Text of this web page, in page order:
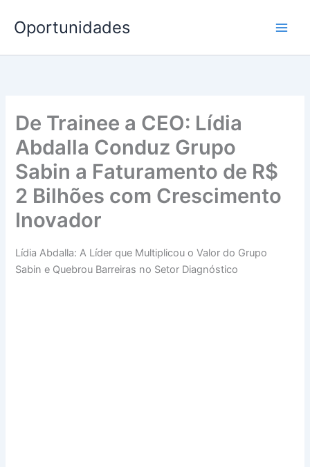
para
conteúdo
Oportunidades
De Trainee a CEO: Lídia
Abdalla Conduz Grupo
Sabin a Faturamento de R$
2 Bilhões com Crescimento
Inovador
Lídia Abdalla: A Líder que Multiplicou o Valor do Grupo
Sabin e Quebrou Barreiras no Setor Diagnóstico